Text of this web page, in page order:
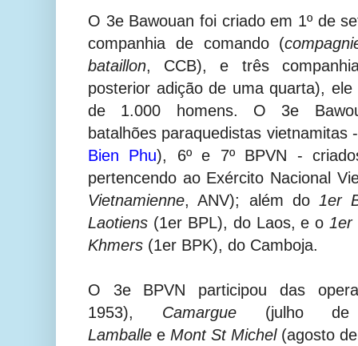
O 3e Bawouan foi criado em 1º de
companhia de comando (
bataillon, CCB), e três
posterior adição de uma quarta),
de 1.000 homens. O 3e
batalhões paraquedistas vietnamitas
Bien Phu), 6º e 7º BPVN -
pertencendo ao Exército Nacional
Vietnamienne, ANV); além do1er
Laotiens (1er BPL), do Laos, e o1er
Khmers (1er BPK), do Camboja.
O 3e BPVN participou das
1953), Camargue (julho
Lamballe e Mont St Michel(agosto